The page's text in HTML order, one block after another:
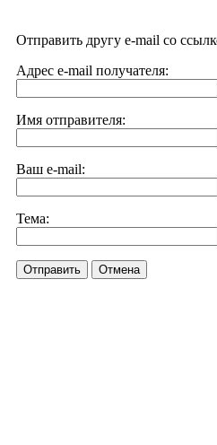
Отправить другу e-mail со
Адрес e-mail получателя:
Имя отправителя:
Ваш e-mail:
Тема:
Отправить Отмена